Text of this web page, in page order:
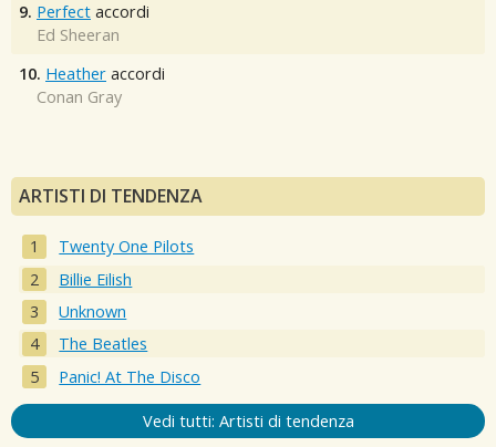
9. Perfect accordi
Ed Sheeran
10. Heather accordi
Conan Gray
ARTISTI DI TENDENZA
Twenty One Pilots
Billie Eilish
Unknown
The Beatles
Panic! At The Disco
Vedi tutti: Artisti di tendenza